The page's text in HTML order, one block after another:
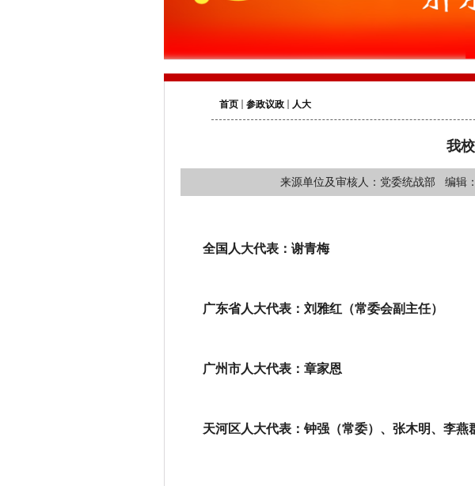
首页 参政议政 人大
我
来源单位及审核人：党委统战部 编辑：
全国人大代表：谢青梅
广东省人大代表：刘雅红（常委会副主任）
广州市人大代表：章家恩
天河区人大代表：钟强（常委）、张木明、李燕